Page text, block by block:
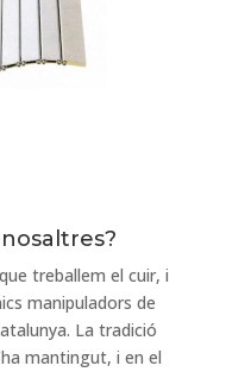
treballem el cuir, i
manipuladors de
La tradició
mantingut, i en el